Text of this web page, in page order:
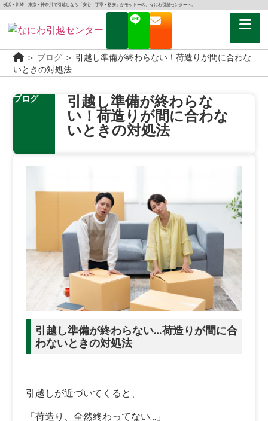
横浜・川崎・東京・神奈川で引越しなら「安心・丁寧・格安」がモットーの、なにわ引越センターへ。
＞ ブログ ＞ 引越し準備が終わらない！荷造りが間に合わな
いときの対処法
ブログ
引越し準備が終わらな
い！荷造りが間に合わな
いときの対処法
引越し準備が終わらない…荷造りが間に合
わないときの対処法
引越しが近づいてくると、
「荷造り、全然終わってない…」